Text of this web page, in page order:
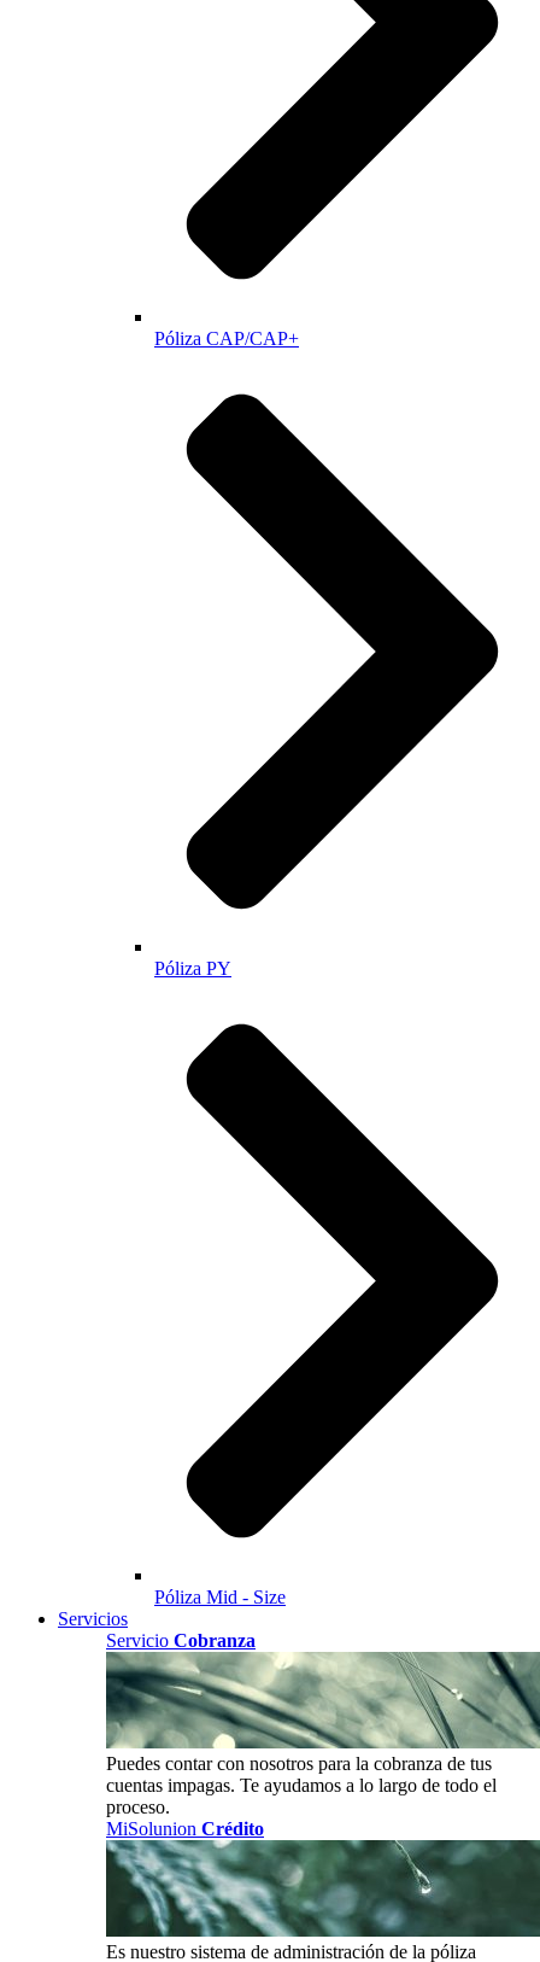
Póliza CAP/CAP+
Póliza PY
Póliza Mid - Size
Servicios
Servicio Cobranza
Puedes contar con nosotros para la cobranza de tus
cuentas impagas. Te ayudamos a lo largo de todo el
proceso.
MiSolunion Crédito
Es nuestro sistema de administración de la póliza